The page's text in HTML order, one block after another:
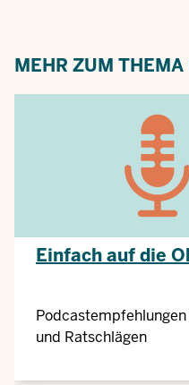
MEHR ZUM
Einfach auf die
und Ratschlägen